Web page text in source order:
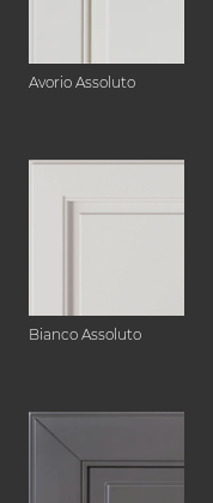
Avorio Assoluto
Bianco Assoluto